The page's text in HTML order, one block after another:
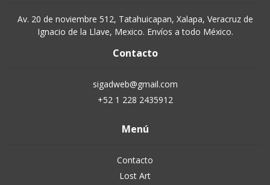
Av. 20 de noviembre 512, Tatahuicapan, Xalapa, Veracruz de
Ignacio de la Llave, Mexico. Envíos a todo México.
Contacto
sigadweb@gmail.com
+52 1 228 2435912
Menú
Contacto
Lost Art